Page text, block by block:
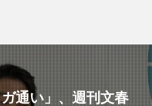
通い」、週刊文春